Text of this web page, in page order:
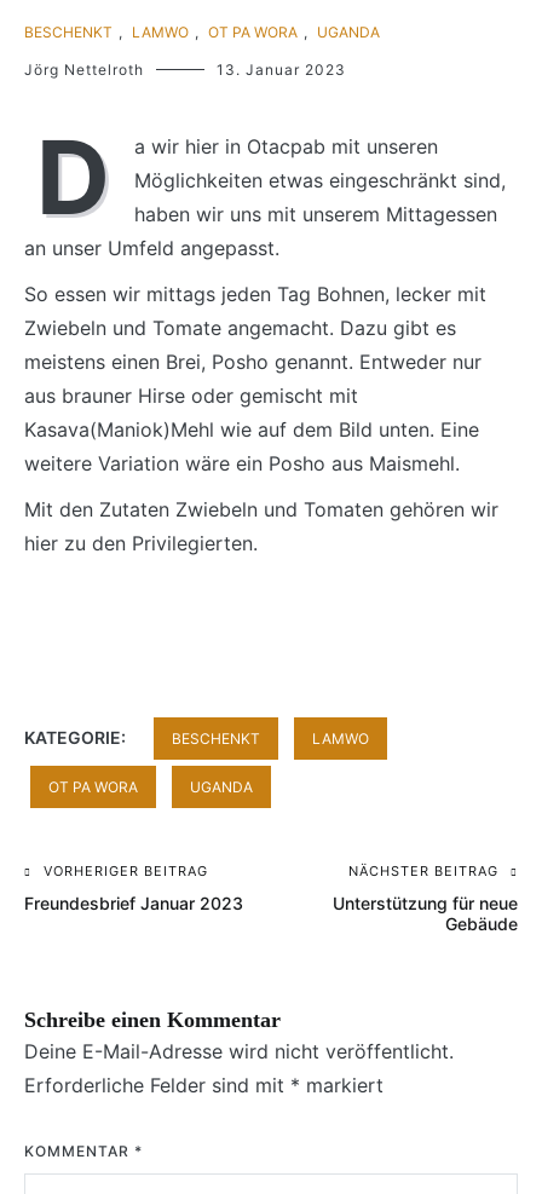
BESCHENKT , LAMWO , OT PA WORA , UGANDA
Jörg Nettelroth 13. Januar 2023
D
a wir hier in Otacpab mit unseren
Möglichkeiten etwas eingeschränkt sind,
haben wir uns mit unserem Mittagessen
an unser Umfeld angepasst.
So essen wir mittags jeden Tag Bohnen, lecker mit
Zwiebeln und Tomate angemacht. Dazu gibt es
meistens einen Brei, Posho genannt. Entweder nur
aus brauner Hirse oder gemischt mit
Kasava(Maniok)Mehl wie auf dem Bild unten. Eine
weitere Variation wäre ein Posho aus Maismehl.
Mit den Zutaten Zwiebeln und Tomaten gehören wir
hier zu den Privilegierten.
KATEGORIE: BESCHENKT LAMWO
OT PA WORA UGANDA
Beitragsnavigation
VORHERIGER BEITRAG
Freundesbrief Januar 2023
NÄCHSTER BEITRAG
Unterstützung für neue
Gebäude
Schreibe einen Kommentar
Deine E-Mail-Adresse wird nicht veröffentlicht.
Erforderliche Felder sind mit * markiert
KOMMENTAR *